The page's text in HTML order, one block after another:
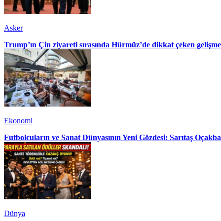
Asker
Trump’ın Çin ziyareti sırasında Hürmüz’de dikkat çeken gelişme
Ekonomi
Futbolcuların ve Sanat Dünyasının Yeni Gözdesi: Sarıtaş
Dünya